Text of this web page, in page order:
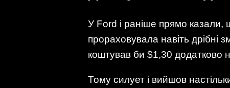
У Ford і раніше прямо казали,
прораховувала навіть дрібні
коштував би $1,30 додатково
Тому силует і вийшов